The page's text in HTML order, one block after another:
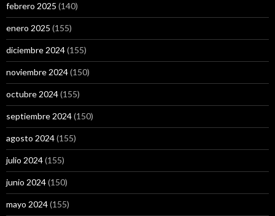
febrero 2025 (140)
enero 2025 (155)
diciembre 2024(155)
noviembre 2024(150)
octubre 2024(155)
septiembre 2024(150)
agosto 2024(155)
julio 2024(155)
junio 2024(150)
mayo 2024(155)